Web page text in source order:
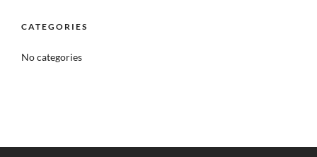
CATEGORIES
No categories